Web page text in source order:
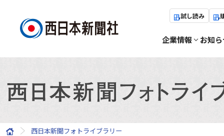
試し読み
企業情報 お知
西日本新聞フォトライブラリー